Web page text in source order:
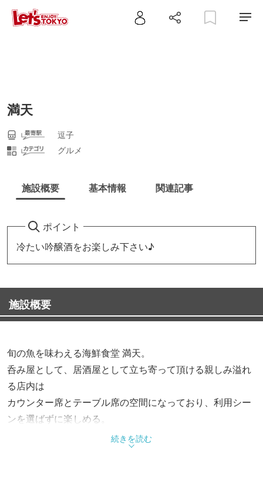
満天
逗子
グルメ
施設概要 基本情報 関連記事
ポイント
冷たい吟醸酒をお楽しみ下さい♪
施設概要
旬の魚を味わえる海鮮食堂 満天。
呑み屋として、居酒屋として立ち寄って頂ける親しみ溢れ
る店内は
カウンター席とテーブル席の空間になっており、利用シー
ンを選ばずに楽しめる。
続きを読む